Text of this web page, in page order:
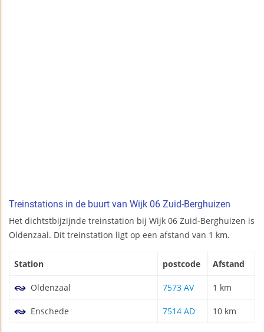
Treinstations in de buurt van Wijk 06 Zuid-Berghuizen
Het dichtstbijzijnde treinstation bij Wijk 06 Zuid-Berghuizen is
Oldenzaal. Dit treinstation ligt op een afstand van 1 km.
Station postcode Afstand
Oldenzaal 7573 AV 1 km
Enschede 7514 AD 10 km